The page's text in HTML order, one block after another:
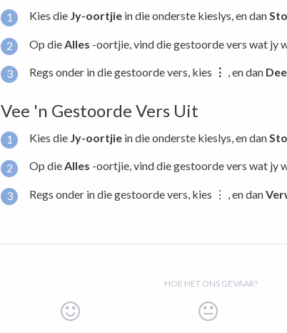
Kies die Jy-oortjie in die onderste kieslys, en dan
Op die Alles -oortjie, vind die gestoorde vers wat jy
Regs onder in die gestoorde vers, kies ⋮ , en dan
Vee 'n Gestoorde Vers Uit
Kies die Jy-oortjie in die onderste kieslys, en dan
Op dieAlles -oortjie, vind die gestoorde vers wat jy
Regs onder in die gestoorde vers, kies ⋮ , en dan
HOE HET ONS GEVAAR?